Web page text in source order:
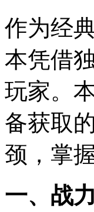
作为经
本凭借
玩家。
备获取
颈，掌
一、战